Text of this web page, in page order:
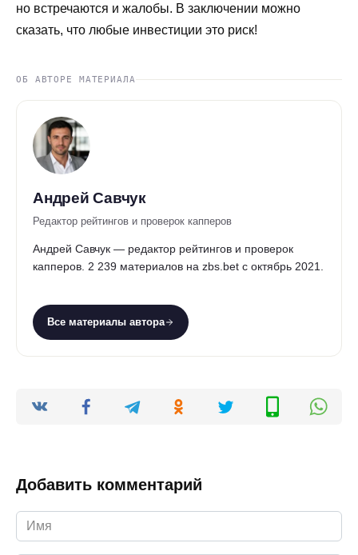
но встречаются и жалобы. В заключении можно
сказать, что любые инвестиции это риск!
ОБ АВТОРЕ МАТЕРИАЛА
Андрей Савчук
Редактор рейтингов и проверок капперов
Андрей Савчук — редактор рейтингов и проверок
капперов. 2 239 материалов на zbs.bet с октябрь 2021.
Все материалы автора
Добавить комментарий
Имя
*